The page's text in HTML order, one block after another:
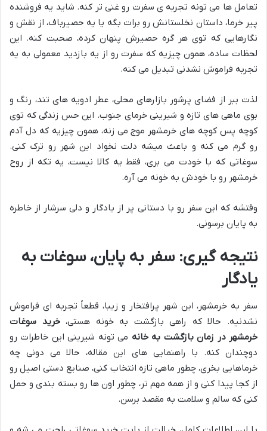
تعامل ها می تونه تجربه ی سفرت رو غنی تر کنه. شاید یه فروشنده
پیر خرما، داستان نخلستانش رو برات بگه یا یه حصیرباف، از نقش و
نگارهایی که توی هر گره حصیرش پنهان کرده، صحبت کنه. این
لحظات ساده، همون چیزیه که سفرت رو از یه بازدید معمولی به یه
تجربه فراموش نشدنی تبدیل می کنه.
لذت ببر از فضای پرشور بازارهای محلی، عطر ادویه های تند، رنگ و
بوی ماهی های تازه و شیرینی خرمای جنوب. این حس زندگی که توی
کوچه پس کوچه های خرمشهر موج می زنه، همون چیزیه که دل آدم
رو گرم می کنه و باعث میشه دلت نخواد این شهر رو ترک کنی.
سوغاتی که با خودت می بری، فقط یه کالا نیست، یه تکه از روح
خرمشهر رو با خودش به خونه می آره.
وقتشه که این سفر رو با دستانی پر از یادگار و دلی سرشار از خاطره
به پایان برسونی.
نتیجه گیری: سفر به پایان، سوغات به
یادگار
سفر به خرمشهر، این شهر پرافتخار و زیبا، قطعاً تجربه ای فراموش
نشدنیه. حالا که راهی بازگشت به خونه هستی،خرید سوغات
خرمشهر در زمان بازگشت به خانه می تونه شیرینی این خاطرات رو
دوچندان کنه. با راهنمایی های این مقاله، حالا می دونی چه
خرماهایی بخری، چطور ماهی تازه انتخاب کنی، صنایع دستی اصیل رو
از کجا پیدا کنی و از همه مهم تر، چطور اون ها رو بسته بندی و حمل
کنی که سالم و سلامت به مقصد برسن.